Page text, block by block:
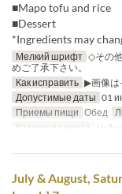
■Mapo tofu and rice
■Dessert
*Ingredients may
Мелкий шрифт ◇その
めご了承下さい。
Как исправить ▶画像は
Допустимые даты 01
Приемы пищи Обед
Категория места
Hall
July & August,